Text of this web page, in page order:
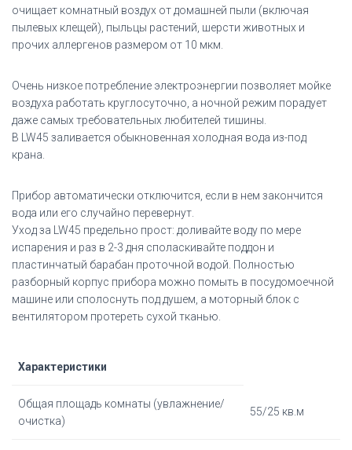
очищает комнатный воздух от домашней пыли (включая
пылевых клещей), пыльцы растений, шерсти животных и
прочих аллергенов размером от 10 мкм.
Очень низкое потребление электроэнергии позволяет мойке
воздуха работать круглосуточно, а ночной режим порадует
даже самых требовательных любителей тишины.
В LW45 заливается обыкновенная холодная вода из-под
крана.
Прибор автоматически отключится, если в нем закончится
вода или его случайно перевернут.
Уход за LW45 предельно прост: доливайте воду по мере
испарения и раз в 2-3 дня споласкивайте поддон и
пластинчатый барабан проточной водой. Полностью
разборный корпус прибора можно помыть в посудомоечной
машине или сполоснуть под душем, а моторный блок с
вентилятором протереть сухой тканью.
Характеристики
Общая площадь комнаты (увлажнение/
очистка)
55/25 кв.м